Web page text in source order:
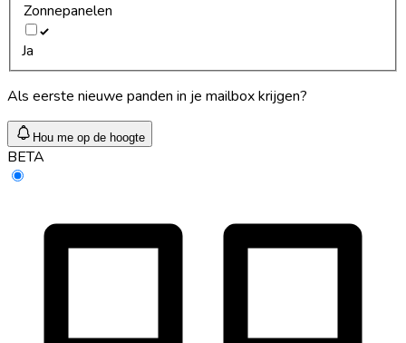
Zonnepanelen
Ja
Als eerste nieuwe panden in je mailbox krijgen?
Hou me op de hoogte
BETA